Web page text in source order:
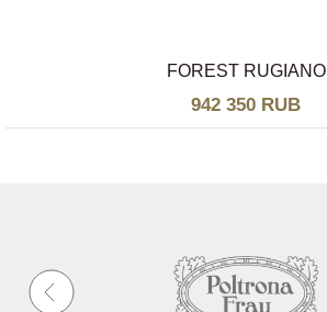
FOREST RUGIANO
942 350 RUB